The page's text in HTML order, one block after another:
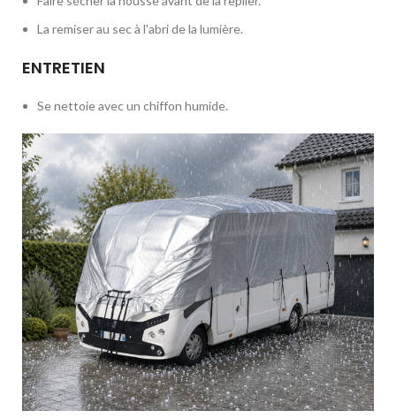
La remiser au sec à l'abri de la lumière.
ENTRETIEN
Se nettoie avec un chiffon humide.